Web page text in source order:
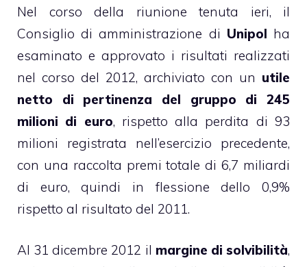
Nel corso della riunione tenuta ieri, il
Consiglio di amministrazione di Unipol ha
esaminato e approvato i risultati realizzati
nel corso del 2012, archiviato con un utile
netto di pertinenza del gruppo di 245
milioni di euro, rispetto alla perdita di 93
milioni registrata nell’esercizio precedente,
con una raccolta premi totale di 6,7 miliardi
di euro, quindi in flessione dello 0,9%
rispetto al risultato del 2011.
Al 31 dicembre 2012 il margine di solvibilità,